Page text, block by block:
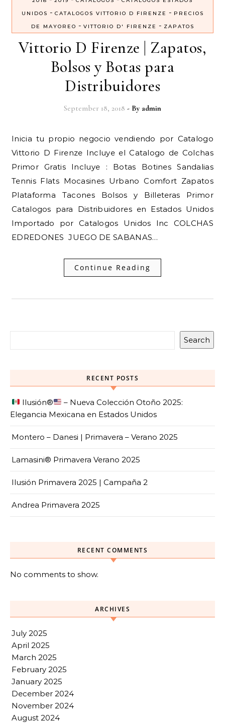
UNIDOS - CATALOGOS VITTORIO D FIRENZE - PRECIOS
DE MAYOREO - VITTORIO D' FIRENZE - ZAPATOS
Vittorio D Firenze | Zapatos,
Bolsos y Botas para
Distribuidores
September 18, 2018 - By admin
Inicia tu propio negocio vendiendo por Catalogo
Vittorio D Firenze Incluye el Catalogo de Colchas
Primor Gratis Incluye : Botas Botines Sandalias
Tennis Flats Mocasines Urbano Comfort Zapatos
Plataforma Tacones Bolsos y Billeteras Primor
Catalogos para Distribuidores en Estados Unidos
Importado por Catalogos Unidos Inc COLCHAS
EDREDONES JUEGO DE SABANAS…
Continue Reading
Search
RECENT POSTS
Ilusión®️
– Nueva Colección Otoño 2025:
Elegancia Mexicana en Estados Unidos
Montero – Danesi | Primavera – Verano 2025
Lamasini® Primavera Verano 2025
Ilusión Primavera 2025 | Campaña 2
Andrea Primavera 2025
RECENT COMMENTS
No comments to show.
ARCHIVES
July 2025
April 2025
March 2025
February 2025
January 2025
December 2024
November 2024
August 2024